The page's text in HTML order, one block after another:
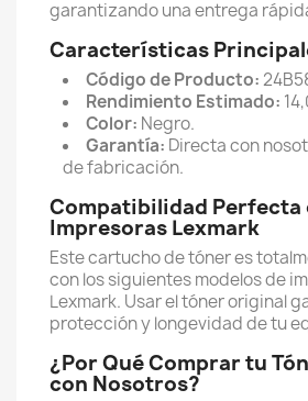
garantizando una entrega
Características
Código de Producto:
Rendimiento Estimado:
Color: Negro.
Garantía: Directa con
de fabricación.
Compatibilidad Perfecta
Impresoras Lexmark
Este cartucho de tóner es
con los siguientes modelos de
Lexmark. Usar el tóner original
protección y longevidad de tu
¿Por Qué Comprar tu
con Nosotros?